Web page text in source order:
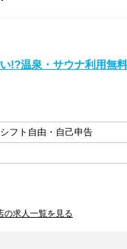
!?温泉・サウナ利用無
フト自由・自己申告
の求人一覧を見る